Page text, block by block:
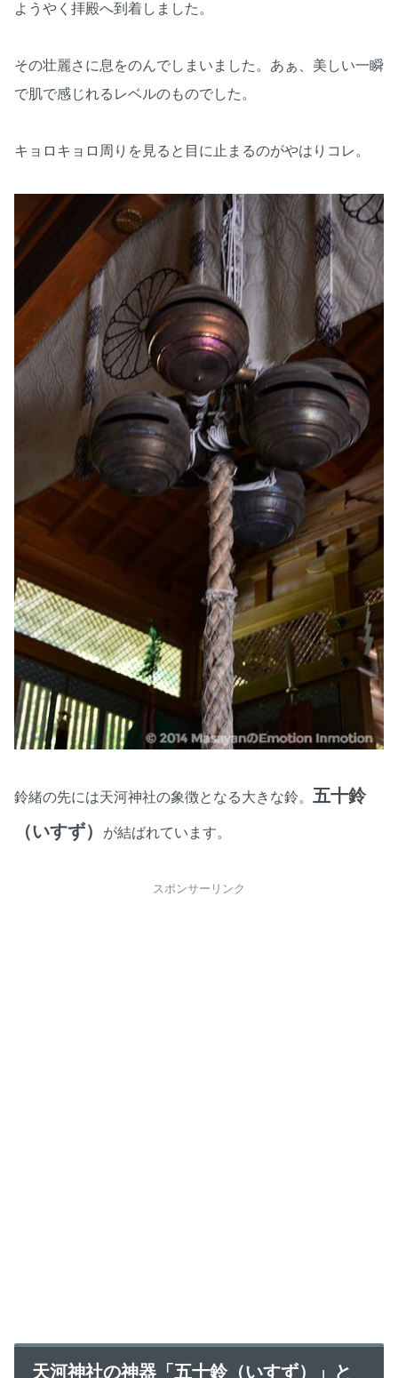
ようやく拝殿へ到着しました。
その壮麗さに息をのんでしまいました。あぁ、美しい一瞬
で肌で感じれるレベルのものでした。
キョロキョロ周りを見ると目に止まるのがやはりコレ。
鈴緒の先には天河神社の象徴となる大きな鈴。 五十鈴
（いすず）
が結ばれています。
スポンサーリンク
天河神社の神器「五十鈴（いすず）」と